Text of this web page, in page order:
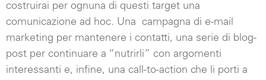
costruirai per ognuna di questi target una
comunicazione ad hoc. Una
campagna di e-mail
marketing per mantenere i contatti, una serie di blog-
post per continuare a “nutrirli” con argomenti
interessanti e, infine, una call-to-action che li porti a